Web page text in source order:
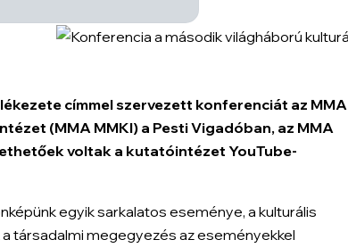
címmel szervezett konferenciát az MMA
(MMA MMKI) a Pesti Vigadóban, az MMA
voltak a kutatóintézet YouTube-
egyik sarkalatos eseménye, a kulturális
társadalmi megegyezés az eseményekkel